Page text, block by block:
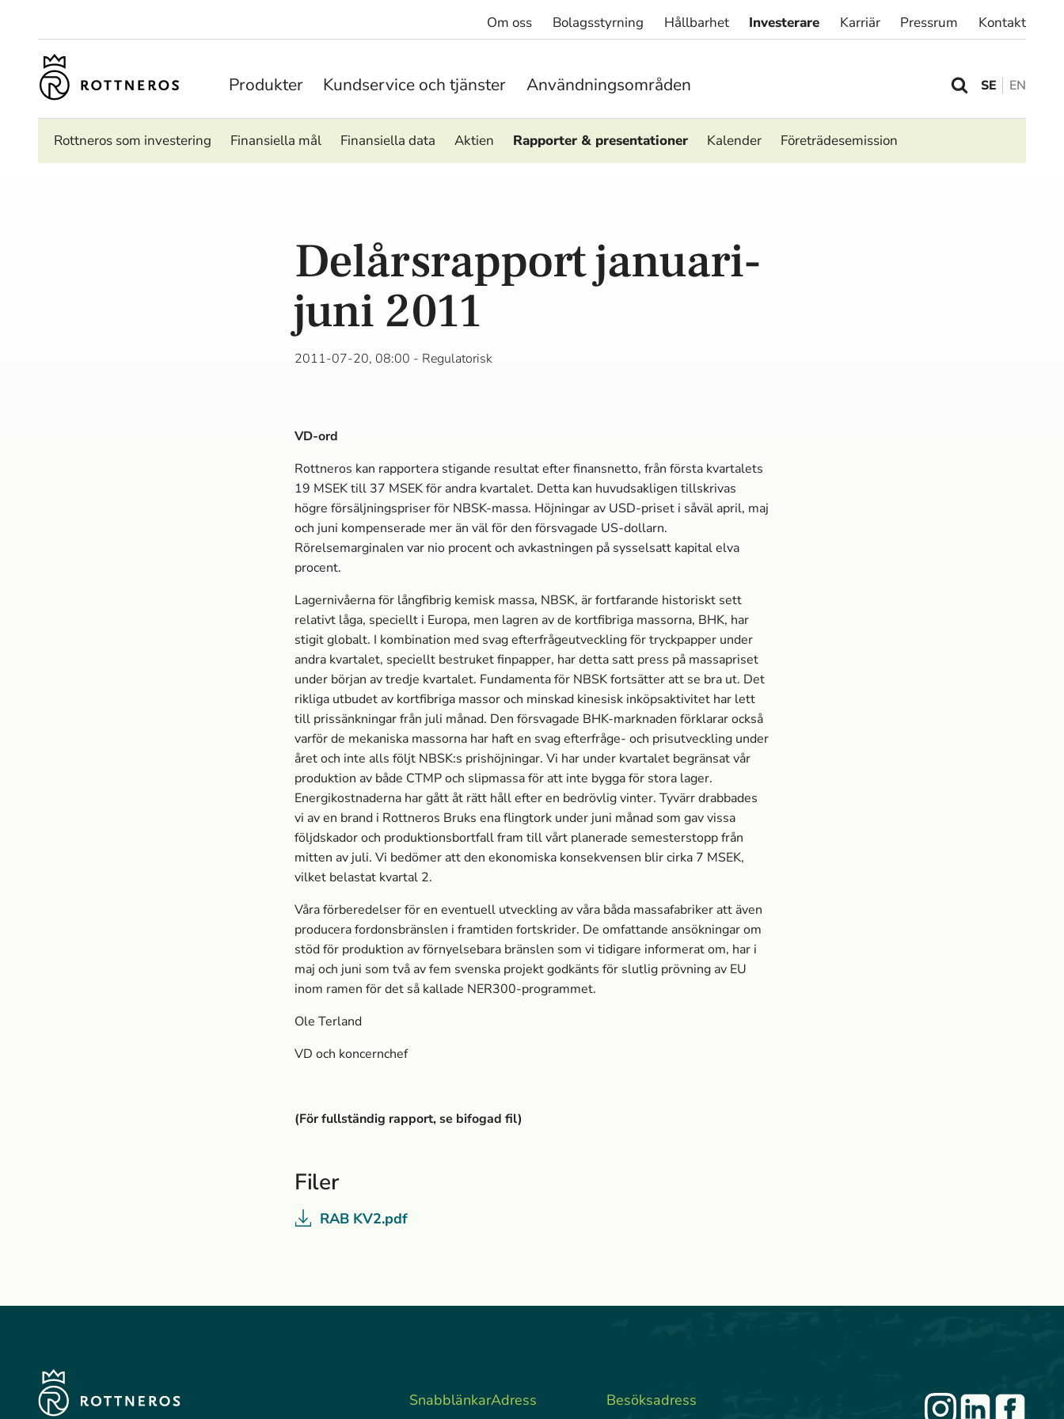
Produkter Kundservice och tjänster Användningsområden
Om oss Bolagsstyrning Hållbarhet Investerare
Rottneros som investering Finansiella mål Finansiella data Aktien Rapporter & presentationer Kalender Företrädesemission
Karriär Pressrum Kontakt
SE EN
Delårsrapport januari-
juni 2011
2011-07-20, 08:00 - Regulatorisk
VD-ord
Rottneros kan rapportera stigande resultat efter finansnetto, från första kvartalets
19 MSEK till 37 MSEK för andra kvartalet. Detta kan huvudsakligen tillskrivas
högre försäljningspriser för NBSK-massa­. Höjningar av USD-priset i såväl april, maj
och juni kompenserade mer än väl för den försvagade US-dollarn.
Rörelsemarginalen var nio procent och avkastningen på sysselsatt kapital elva
procent.
Lagernivåerna för långfibrig kemisk massa­, NBSK, är fortfarande historiskt sett
relativt låga, speciellt i Europa, men lagren av de kortfibriga massorna, BHK, har
stigit globalt. I kombination med svag efterfrågeutveckling för tryckpapper under
andra kvartalet, speciellt bestruket finpapper, har detta satt press på massa­priset
under början av tredje kvartalet. Fundamenta för NBSK fortsätter att se bra ut. Det
rikliga utbudet av kortfibriga massor och minskad kinesisk inköpsaktivitet har lett
till prissänkningar från juli månad. Den försvagade BHK-marknaden förklarar också
varför de mekaniska massorna har haft en svag efterfråge- och prisutveckling under
året och inte alls följt NBSK:s prishöjningar. Vi har under kvartalet begränsat vår
produktion av både CTMP och slipmassa­ för att inte bygga för stora lager.
Energikostnaderna har gått åt rätt håll efter en bedrövlig vinter. Tyvärr drabbades
vi av en brand i Rottneros Bruks ena flingtork under juni månad som gav vissa
följdskador och produktionsbortfall fram till vårt planerade semesterstopp från
mitten av juli. Vi bedömer att den ekonomiska konsekvensen blir cirka 7 MSEK,
vilket belastat kvartal 2.
Våra förberedelser för en eventuell utveckling av våra båda massa­fabriker att även
producera fordonsbränslen i framtiden fortskrider. De omfattande ansökningar om
stöd för produktion av förnyelsebara bränslen som vi tidigare informerat om, har i
maj och juni som två av fem svenska projekt godkänts för slutlig prövning av EU
inom ramen för det så kallade NER300-programmet.
Ole Terland
VD och koncernchef
(För fullständig rapport, se bifogad fil)
Filer
RAB KV2.pdf
SnabblänkarAdress Besöksadress